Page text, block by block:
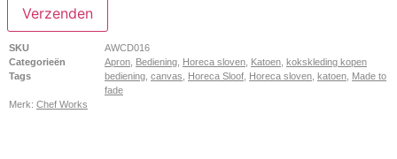
Verzenden
SKU
AWCD016
Categorieën
Apron Bediening Horeca sloven Katoen kokskleding kopen
Tags
bediening canvas Horeca Sloof Horeca sloven katoen Made to
fade
Merk: Chef Works